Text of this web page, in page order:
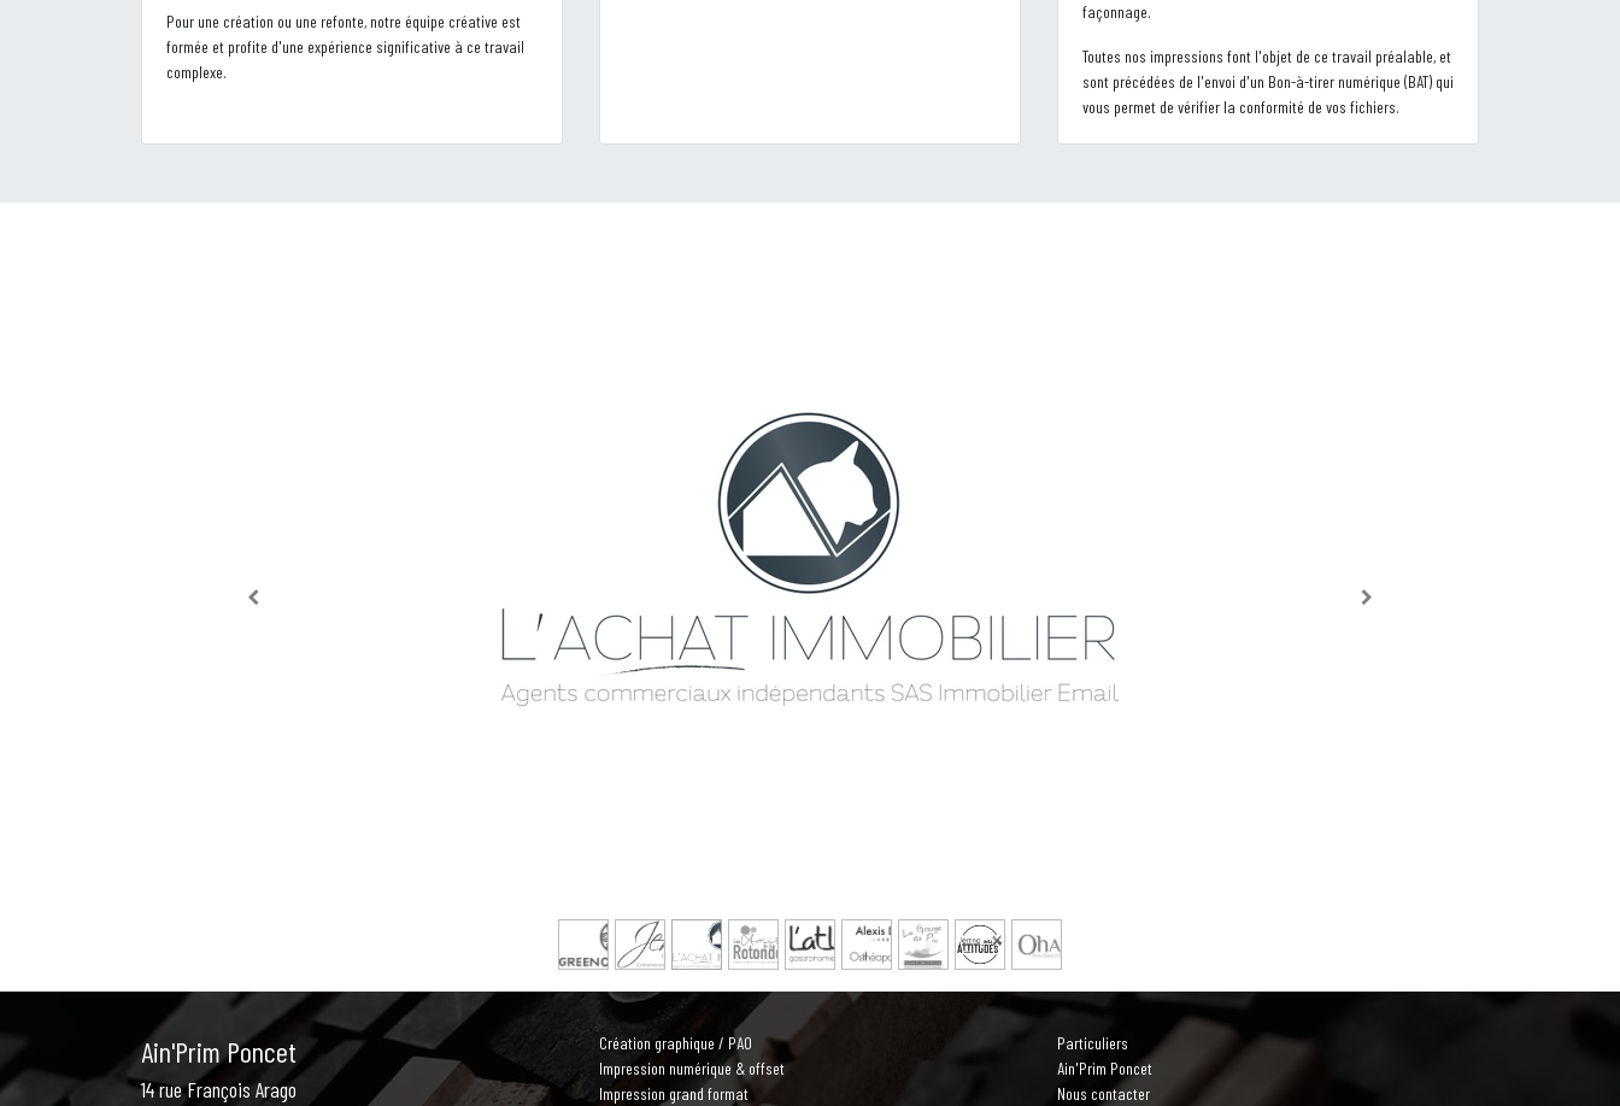
Pour une création ou une refonte, notre équipe créative est
formée et profite d'une expérience significative à ce travail
complexe.
façonnage.
Toutes nos impressions font l'objet de ce travail préalable, et
sont précédées de l'envoi d'un Bon-à-tirer numérique (BAT) qui
vous permet de vérifier la conformité de vos fichiers.
Ain'Prim Poncet
14 rue François Arago
Création graphique / PAO
Impression numérique & offset
Impression grand format
Particuliers
Ain'Prim Poncet
Nous contacter